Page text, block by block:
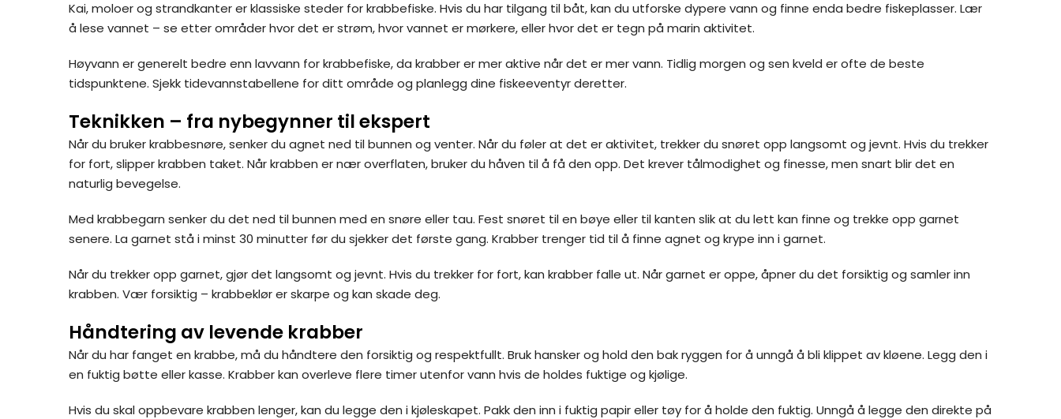
Kai, moloer og strandkanter er klassiske steder for krabbefiske. Hvis du har tilgang til båt, kan du utforske dypere vann og finne enda bedre fiskeplasser. Lær
å lese vannet – se etter områder hvor det er strøm, hvor vannet er mørkere, eller hvor det er tegn på marin aktivitet.
Høyvann er generelt bedre enn lavvann for krabbefiske, da krabber er mer aktive når det er mer vann. Tidlig morgen og sen kveld er ofte de beste
tidspunktene. Sjekk tidevannstabellene for ditt område og planlegg dine fiskeeventyr deretter.
Teknikken – fra nybegynner til ekspert
Når du bruker krabbesnøre, senker du agnet ned til bunnen og venter. Når du føler at det er aktivitet, trekker du snøret opp langsomt og jevnt. Hvis du trekker
for fort, slipper krabben taket. Når krabben er nær overflaten, bruker du håven til å få den opp. Det krever tålmodighet og finesse, men snart blir det en
naturlig bevegelse.
Med krabbegarn senker du det ned til bunnen med en snøre eller tau. Fest snøret til en bøye eller til kanten slik at du lett kan finne og trekke opp garnet
senere. La garnet stå i minst 30 minutter før du sjekker det første gang. Krabber trenger tid til å finne agnet og krype inn i garnet.
Når du trekker opp garnet, gjør det langsomt og jevnt. Hvis du trekker for fort, kan krabber falle ut. Når garnet er oppe, åpner du det forsiktig og samler inn
krabben. Vær forsiktig – krabbeklør er skarpe og kan skade deg.
Håndtering av levende krabber
Når du har fanget en krabbe, må du håndtere den forsiktig og respektfullt. Bruk hansker og hold den bak ryggen for å unngå å bli klippet av kløene. Legg den i
en fuktig bøtte eller kasse. Krabber kan overleve flere timer utenfor vann hvis de holdes fuktige og kjølige.
Hvis du skal oppbevare krabben lenger, kan du legge den i kjøleskapet. Pakk den inn i fuktig papir eller tøy for å holde den fuktig. Unngå å legge den direkte på